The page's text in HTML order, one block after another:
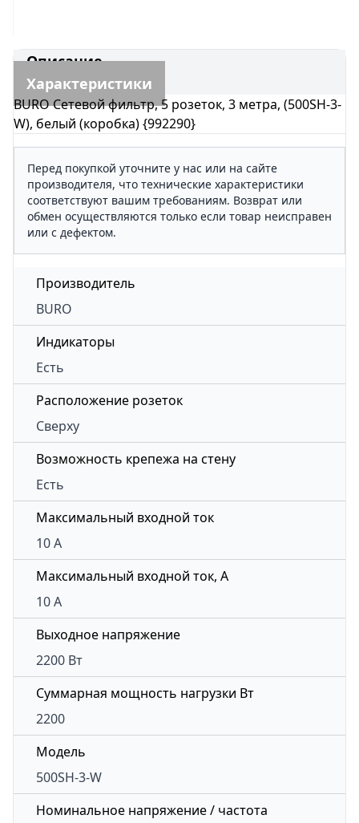
Описание
Характеристики
BURO Сетевой фильтр, 5 розеток, 3 метра, (500SH-3-
W), белый (коробка) {992290}
Перед покупкой уточните у нас или на сайте
производителя, что технические характеристики
соответствуют вашим требованиям. Возврат или
обмен осуществляются только если товар неисправен
или с дефектом.
Производитель
BURO
Индикаторы
Есть
Расположение розеток
Сверху
Возможность крепежа на стену
Есть
Максимальный входной ток
10 A
Максимальный входной ток, А
10 A
Выходное напряжение
2200 Вт
Суммарная мощность нагрузки Вт
2200
Модель
500SH-3-W
Номинальное напряжение / частота